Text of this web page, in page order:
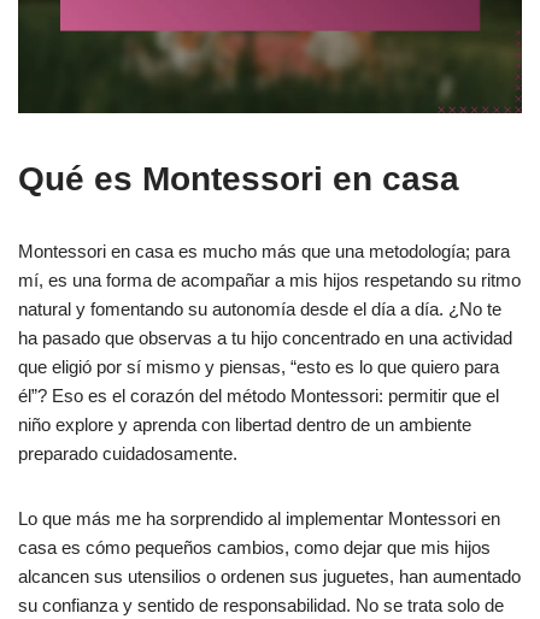
Qué es Montessori en casa
Montessori en casa es mucho más que una metodología; para
mí, es una forma de acompañar a mis hijos respetando su ritmo
natural y fomentando su autonomía desde el día a día. ¿No te
ha pasado que observas a tu hijo concentrado en una actividad
que eligió por sí mismo y piensas, “esto es lo que quiero para
él”? Eso es el corazón del método Montessori: permitir que el
niño explore y aprenda con libertad dentro de un ambiente
preparado cuidadosamente.
Lo que más me ha sorprendido al implementar Montessori en
casa es cómo pequeños cambios, como dejar que mis hijos
alcancen sus utensilios o ordenen sus juguetes, han aumentado
su confianza y sentido de responsabilidad. No se trata solo de